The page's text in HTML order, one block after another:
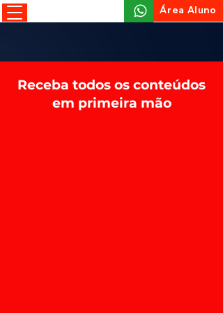
Área Aluno
Receba todos os conteúdos
em primeira mão